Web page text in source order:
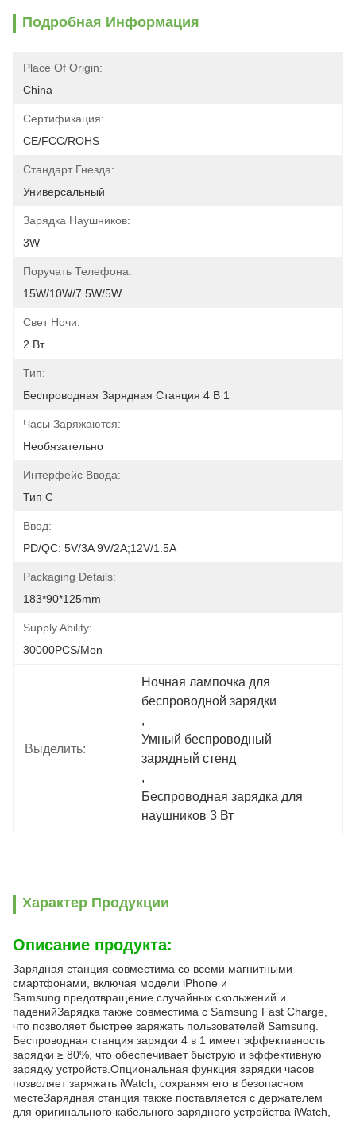
Подробная Информация
Place Of Origin:
China
Сертификация:
CE/FCC/ROHS
Стандарт Гнезда:
Универсальный
Зарядка Наушников:
3W
Поручать Телефона:
15W/10W/7.5W/5W
Свет Ночи:
2 Вт
Тип:
Беспроводная Зарядная Станция 4 В 1
Часы Заряжаются:
Необязательно
Интерфейс Ввода:
Тип С
Ввод:
PD/QC: 5V/3A 9V/2A;12V/1.5A
Packaging Details:
183*90*125mm
Supply Ability:
30000PCS/Mon
Выделить:
Ночная лампочка для
беспроводной зарядки
,
Умный беспроводный
зарядный стенд
,
Беспроводная зарядка для
наушников 3 Вт
Характер Продукции
Описание продукта:
Зарядная станция совместима со всеми магнитными
смартфонами, включая модели iPhone и
Samsung.предотвращение случайных скольжений и
паденийЗарядка также совместима с Samsung Fast Charge,
что позволяет быстрее заряжать пользователей Samsung.
Беспроводная станция зарядки 4 в 1 имеет эффективность
зарядки ≥ 80%, что обеспечивает быструю и эффективную
зарядку устройств.Опциональная функция зарядки часов
позволяет заряжать iWatch, сохраняя его в безопасном
местеЗарядная станция также поставляется с держателем
для оригинального кабельного зарядного устройства iWatch,